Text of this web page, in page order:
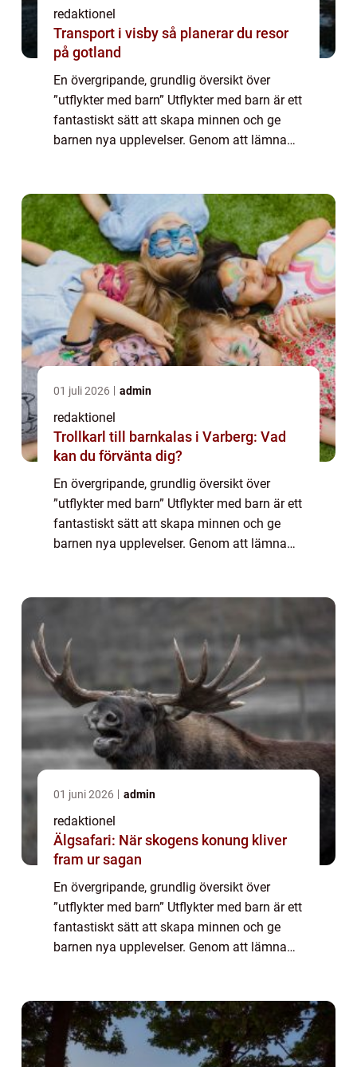
redaktionel
Transport i visby så planerar du resor
på gotland
En övergripande, grundlig översikt över
”utflykter med barn” Utflykter med barn är ett
fantastiskt sätt att skapa minnen och ge
barnen nya upplevelser. Genom att lämna
01 juli 2026 admin
redaktionel
Trollkarl till barnkalas i Varberg: Vad
kan du förvänta dig?
En övergripande, grundlig översikt över
”utflykter med barn” Utflykter med barn är ett
fantastiskt sätt att skapa minnen och ge
barnen nya upplevelser. Genom att lämna
01 juni 2026 admin
redaktionel
Älgsafari: När skogens konung kliver
fram ur sagan
En övergripande, grundlig översikt över
”utflykter med barn” Utflykter med barn är ett
fantastiskt sätt att skapa minnen och ge
barnen nya upplevelser. Genom att lämna